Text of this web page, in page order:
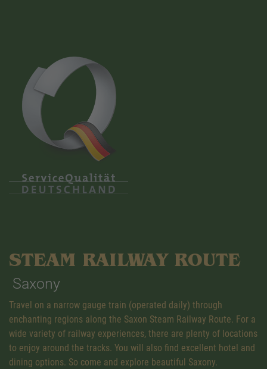
STEAM RAILWAY ROUTE
Saxony
Travel on a narrow gauge train (operated daily) through
enchanting regions along the Saxon Steam Railway Route. For a
wide variety of railway experiences, there are plenty of locations
to enjoy around the tracks. You will also find excellent hotel and
dining options. So come and explore beautiful Saxony.